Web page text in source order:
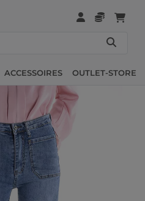
ACCESSOIRES OUTLET-STORE